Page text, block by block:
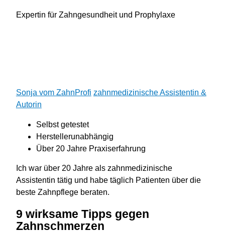
Expertin für Zahngesundheit und Prophylaxe
Sonja vom ZahnProfi zahnmedizinische Assistentin &
Autorin
Selbst getestet
Herstellerunabhängig
Über 20 Jahre Praxiserfahrung
Ich war über 20 Jahre als zahnmedizinische
Assistentin tätig und habe täglich Patienten über die
beste Zahnpflege beraten.
9 wirksame Tipps gegen
Zahnschmerzen